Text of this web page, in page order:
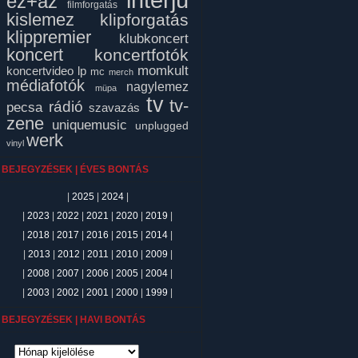
filmforgatás
kislemez klipforgatás
klippremier klubkoncert
koncert koncertfotók
koncertvideo lp mc merch momkult
médiafotók müpa nagylemez
pecsa rádió szavazás tv tv-
zene uniquemusic unplugged
vinyl werk
BEJEGYZÉSEK | ÉVES BONTÁS
2025| 2024|
2023 2022 2021 2020 2019
2018 2017 2016 2015 2014
2013 2012 2011 2010| 2009
2008 2007 2006 2005 2004
2003 2002 2001 2000 1999
BEJEGYZÉSEK | HAVI BONTÁS